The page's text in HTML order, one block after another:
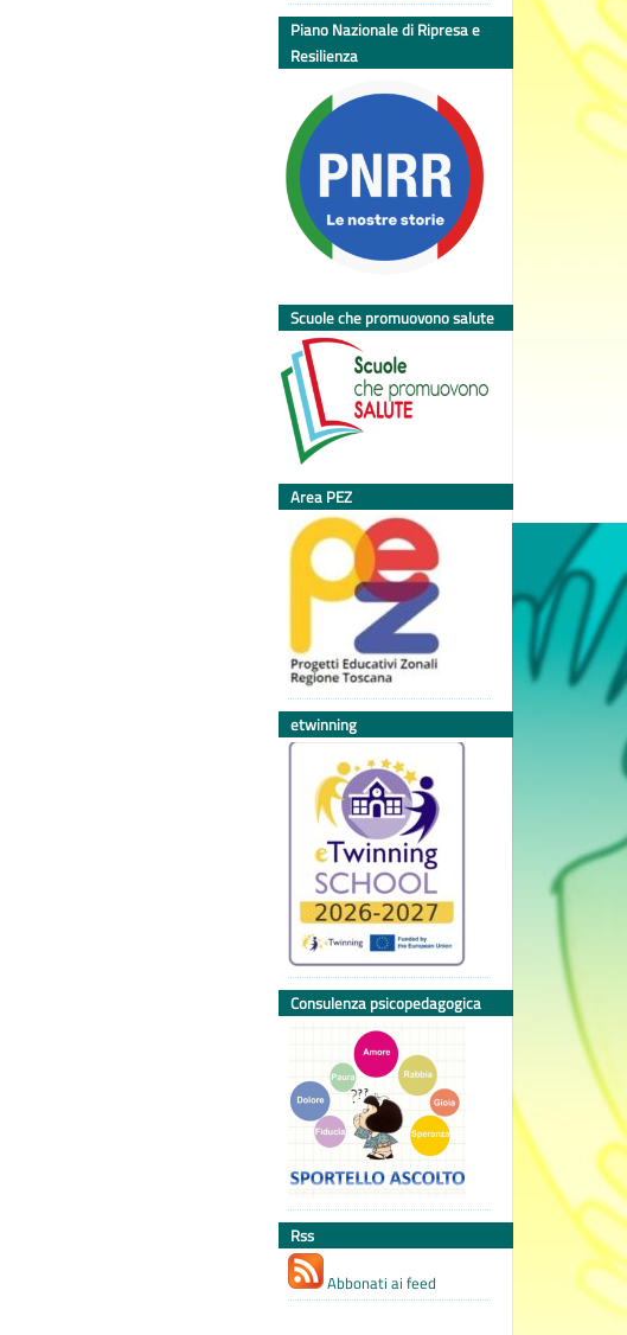
Piano Nazionale di Ripresa e
Resilienza
Scuole che promuovono salute
Area PEZ
etwinning
Consulenza psicopedagogica
Rss
Abbonati ai feed